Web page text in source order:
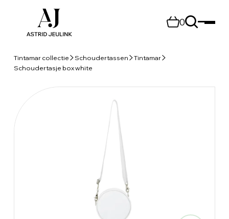
0
Tintamar collectie Schoudertassen
Tintamar
Schoudertasje box white